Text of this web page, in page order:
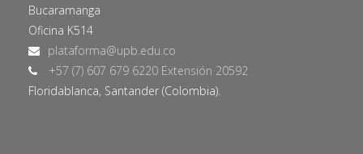
Bucaramanga
Oficina K514
+57 (7) 607 679 6220 Extensión 20592
Floridablanca, Santander (Colombia).